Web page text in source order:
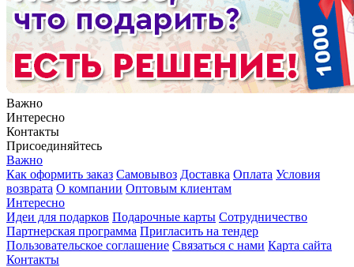
Важно
Интересно
Контакты
Присоединяйтесь
Важно
Как оформить заказ Самовывоз Доставка Оплата Условия
возврата О компании Оптовым клиентам
Интересно
Идеи для подарков Подарочные карты Сотрудничество
Партнерская программа Пригласить на тендер
Пользовательское соглашение Связаться с нами Карта сайта
Контакты